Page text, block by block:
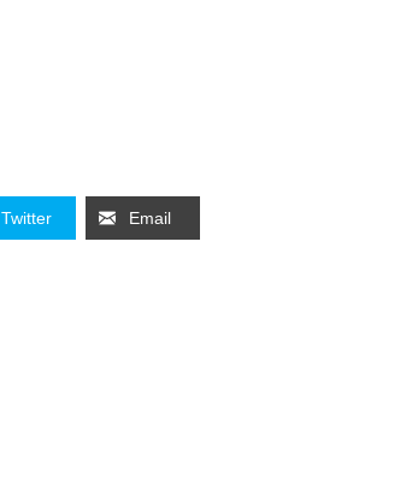
Twitter Email